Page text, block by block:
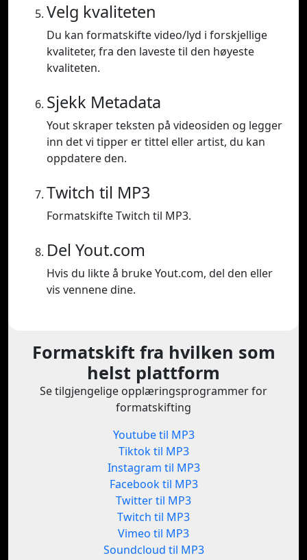
Velg kvaliteten
Du kan formatskifte video/lyd i forskjellige
kvaliteter, fra den laveste til den høyeste
kvaliteten.
Sjekk Metadata
Yout skraper teksten på videosiden og legger
inn det vi tipper er tittel eller artist, du kan
oppdatere den.
Twitch til MP3
Formatskifte Twitch til MP3.
Del Yout.com
Hvis du likte å bruke Yout.com, del den eller
vis vennene dine.
Formatskift fra hvilken som
helst plattform
Se tilgjengelige opplæringsprogrammer for
formatskifting
Youtube til MP3
Tiktok til MP3
Instagram til MP3
Facebook til MP3
Twitter til MP3
Twitch til MP3
Vimeo til MP3
Soundcloud til MP3